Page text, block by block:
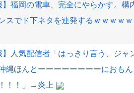
】福岡の電車、完全にやらかす。構
スでド下ネタを連発するｗｗｗｗｗ
】人気配信者「はっきり言う、ジャ
縄ほんとーーーーーーーーにおもん
！！」→炎上